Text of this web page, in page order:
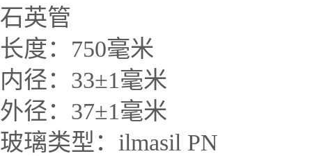
石英管
长度： 750毫米
内径： 33±1毫米
外径： 37±1毫米
玻璃类型： ilmasil PN